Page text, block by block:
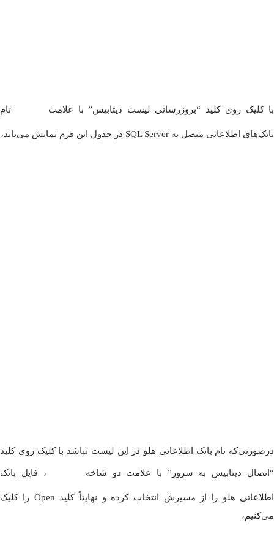
با کلیک روی کلید “بروزرسانی لیست دیتابیس” با علامت نام
بانک‌های اطلاعاتی متصل به SQL Server در جدول این فرم نمایش می‌یابد،
درصورتی‌که نام بانک اطلاعاتی هلو در این لیست نباشد با کلیک روی کلید
“اتصال دیتابیس به سرور” با علامت دو شاخه ، فایل بانک
اطلاعاتی هلو را از مسیرش انتخاب کرده و نهایتاً کلید Open را کلیک
می‌کنیم،